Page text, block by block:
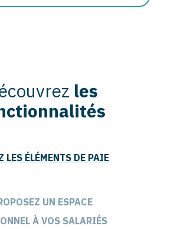
les
LES ÉLÉMENTS DE PAIE
UN ESPACE
À VOS SALARIÉS